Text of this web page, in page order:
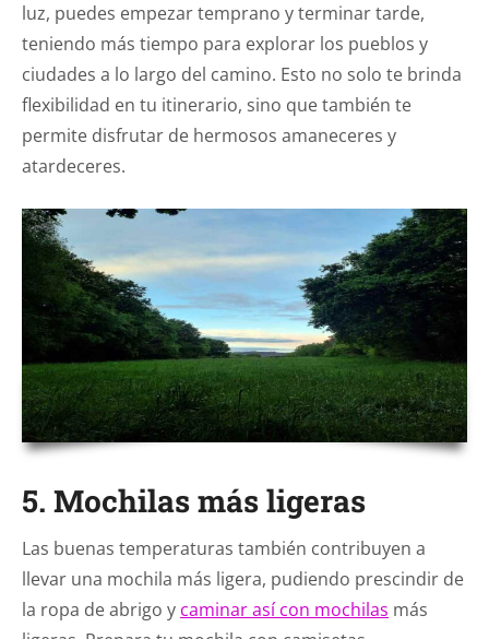
luz, puedes empezar temprano y terminar tarde,
teniendo más tiempo para explorar los pueblos y
ciudades a lo largo del camino. Esto no solo te brinda
flexibilidad en tu itinerario, sino que también te
permite disfrutar de hermosos amaneceres y
atardeceres.
5. Mochilas más ligeras
Las buenas temperaturas también contribuyen a
llevar una mochila más ligera, pudiendo prescindir de
la ropa de abrigo y caminar así con mochilas más